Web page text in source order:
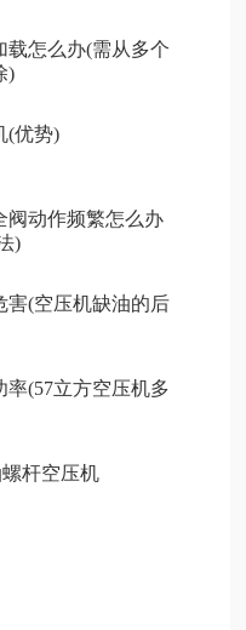
载怎么办(需从多个
)
(优势)
阀动作频繁怎么办
)
害(空压机缺油的后
率(57立方空压机多
杆空压机